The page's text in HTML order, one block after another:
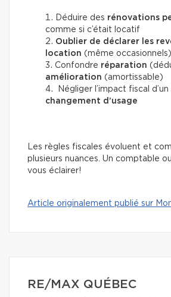
Déduire des rénovations
comme si c’était locatif
Oublier de déclarer les
location (même occasionnels)
Confondre réparation
amélioration (amortissable)
Négliger l’impact fiscal d’un
changement d’usage
Les règles fiscales évoluent et
plusieurs nuances. Un comptable
vous éclairer!
Article originalement publié sur
RE/MAX QUÉBEC